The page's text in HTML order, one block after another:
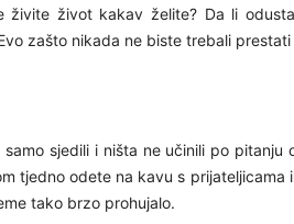
živite život kakav želite? Da li
zašto nikada ne biste trebali
sjedili i ništa ne učinili po pitanju
tjedno odete na kavu s
tako brzo prohujalo.